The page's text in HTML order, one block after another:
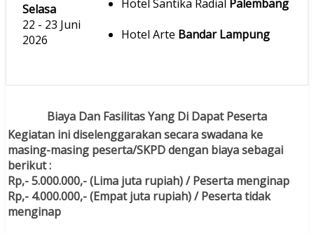
Hotel Santika Radial Palembang
Hotel Arte Bandar Lampung
Selasa
22 - 23 Juni
2026
Biaya Dan Fasilitas Yang Di Dapat Peserta
Kegiatan ini diselenggarakan secara swadana ke
masing-masing peserta/SKPD dengan biaya sebagai
berikut :
Rp,- 5.000.000,- (Lima juta rupiah) / Peserta menginap
Rp,- 4.000.000,- (Empat juta rupiah) / Peserta tidak
menginap